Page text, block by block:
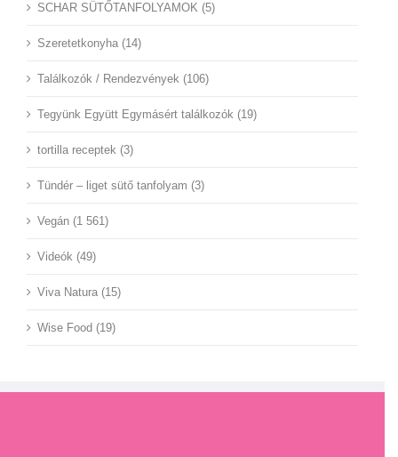
SCHAR SÜTŐTANFOLYAMOK (5)
Szeretetkonyha (14)
Találkozók / Rendezvények (106)
Tegyünk Együtt Egymásért találkozók (19)
tortilla receptek (3)
Tündér – liget sütő tanfolyam (3)
Vegán (1 561)
Videók (49)
Viva Natura (15)
Wise Food (19)